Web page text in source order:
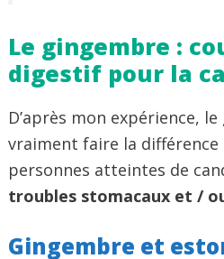
Le gingembre :
digestif pour la
D’après mon expérience,
vraiment faire la différence
personnes atteintes de
troubles stomacaux et /
Gingembre et